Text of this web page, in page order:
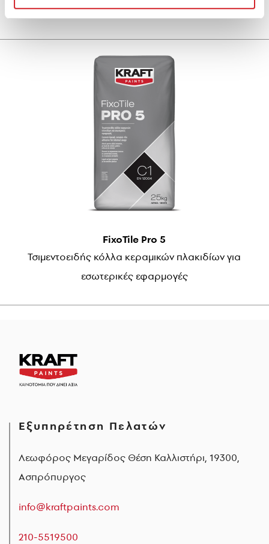
Τσιμεντοειδής κόλλα κεραμικών πλακιδίων
FixoTile Pro 5
Τσιμεντοειδής κόλλα κεραμικών πλακιδίων για
εσωτερικές εφαρμογές
Εξυπηρέτηση Πελατών
Λεωφόρος Μεγαρίδος Θέση Καλλιστήρι, 19300,
Ασπρόπυργος
info@kraftpaints.com
210-5519500